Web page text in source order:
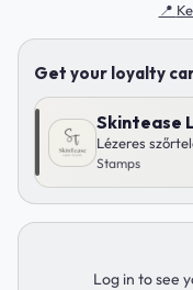
📍
Get your loyalty
Skintease
Lézeres
Stamps
Log in to see